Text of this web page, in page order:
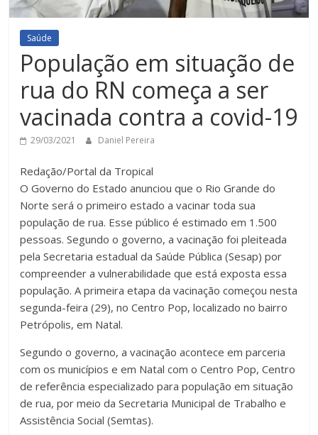
Saúde
População em situação de
rua do RN começa a ser
vacinada contra a covid-19
29/03/2021 Daniel Pereira
Redação/Portal da Tropical
O Governo do Estado anunciou que o Rio Grande do
Norte será o primeiro estado a vacinar toda sua
população de rua. Esse público é estimado em 1.500
pessoas. Segundo o governo, a vacinação foi pleiteada
pela Secretaria estadual da Saúde Pública (Sesap) por
compreender a vulnerabilidade que está exposta essa
população. A primeira etapa da vacinação começou nesta
segunda-feira (29), no Centro Pop, localizado no bairro
Petrópolis, em Natal.
Segundo o governo, a vacinação acontece em parceria
com os municípios e em Natal com o Centro Pop, Centro
de referência especializado para população em situação
de rua, por meio da Secretaria Municipal de Trabalho e
Assistência Social (Semtas).